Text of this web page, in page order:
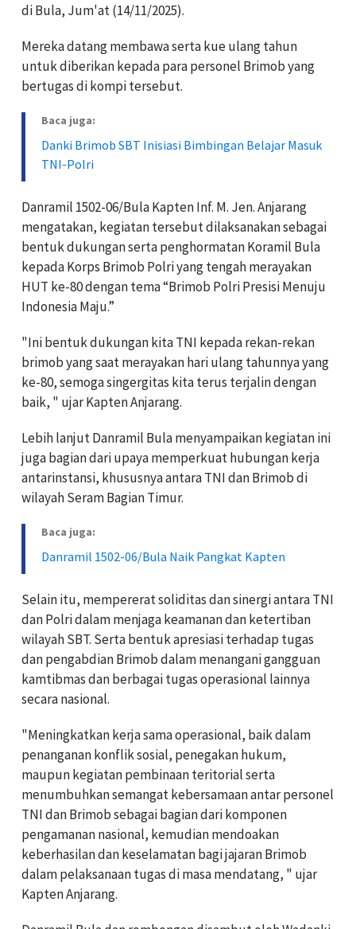
di Bula, Jum'at (14/11/2025).
Mereka datang membawa serta kue ulang tahun
untuk diberikan kepada para personel Brimob yang
bertugas di kompi tersebut.
Baca juga:
Danki Brimob SBT Inisiasi Bimbingan Belajar Masuk
TNI-Polri
Danramil 1502-06/Bula Kapten Inf. M. Jen. Anjarang
mengatakan, kegiatan tersebut dilaksanakan sebagai
bentuk dukungan serta penghormatan Koramil Bula
kepada Korps Brimob Polri yang tengah merayakan
HUT ke-80 dengan tema “Brimob Polri Presisi Menuju
Indonesia Maju.”
"Ini bentuk dukungan kita TNI kepada rekan-rekan
brimob yang saat merayakan hari ulang tahunnya yang
ke-80, semoga singergitas kita terus terjalin dengan
baik, " ujar Kapten Anjarang.
Lebih lanjut Danramil Bula menyampaikan kegiatan ini
juga bagian dari upaya memperkuat hubungan kerja
antarinstansi, khususnya antara TNI dan Brimob di
wilayah Seram Bagian Timur.
Baca juga:
Danramil 1502-06/Bula Naik Pangkat Kapten
Selain itu, mempererat soliditas dan sinergi antara TNI
dan Polri dalam menjaga keamanan dan ketertiban
wilayah SBT. Serta bentuk apresiasi terhadap tugas
dan pengabdian Brimob dalam menangani gangguan
kamtibmas dan berbagai tugas operasional lainnya
secara nasional.
"Meningkatkan kerja sama operasional, baik dalam
penanganan konflik sosial, penegakan hukum,
maupun kegiatan pembinaan teritorial serta
menumbuhkan semangat kebersamaan antar personel
TNI dan Brimob sebagai bagian dari komponen
pengamanan nasional, kemudian mendoakan
keberhasilan dan keselamatan bagi jajaran Brimob
dalam pelaksanaan tugas di masa mendatang, " ujar
Kapten Anjarang.